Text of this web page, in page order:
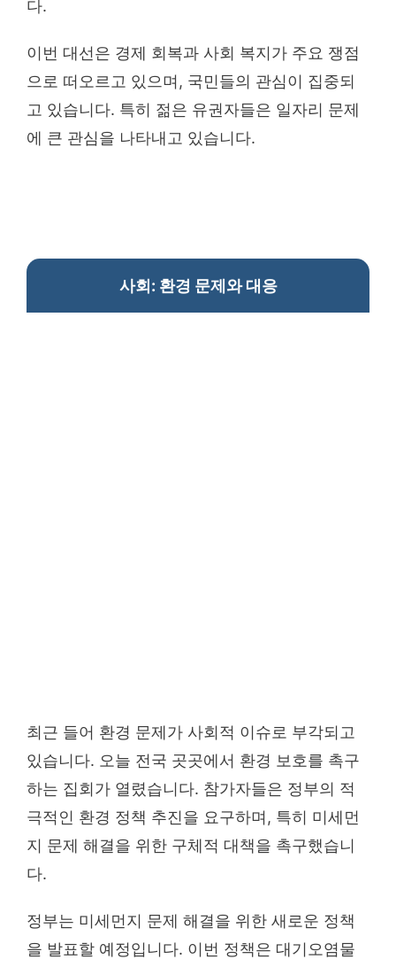
다.
이번 대선은 경제 회복과 사회 복지가 주요 쟁점
으로 떠오르고 있으며, 국민들의 관심이 집중되
고 있습니다. 특히 젊은 유권자들은 일자리 문제
에 큰 관심을 나타내고 있습니다.
사회: 환경 문제와 대응
최근 들어 환경 문제가 사회적 이슈로 부각되고
있습니다. 오늘 전국 곳곳에서 환경 보호를 촉구
하는 집회가 열렸습니다. 참가자들은 정부의 적
극적인 환경 정책 추진을 요구하며, 특히 미세먼
지 문제 해결을 위한 구체적 대책을 촉구했습니
다.
정부는 미세먼지 문제 해결을 위한 새로운 정책
을 발표할 예정입니다. 이번 정책은 대기오염물